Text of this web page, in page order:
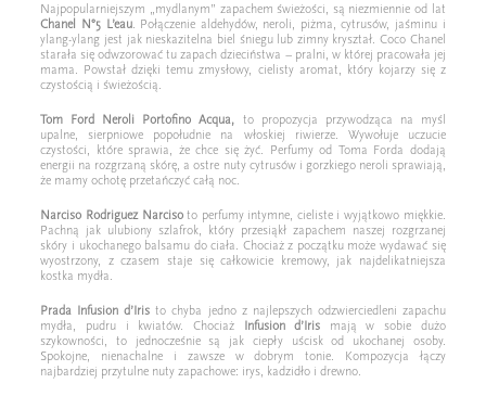
Najpopularniejszym „mydlanym” zapachem świeżości, są niezmiennie od lat
Chanel N°5 L’eau. Połączenie aldehydów, neroli, piżma, cytrusów, jaśminu i
ylang-ylang jest jak nieskazitelna biel śniegu lub zimny kryształ. Coco Chanel
starała się odwzorować tu zapach dzieciństwa – pralni, w której pracowała jej
mama. Powstał dzięki temu zmysłowy, cielisty aromat, który kojarzy się z
czystością i świeżością.
Tom Ford Neroli Portofino Acqua, to propozycja przywodząca na myśl
upalne, sierpniowe popołudnie na włoskiej riwierze. Wywołuje uczucie
czystości, które sprawia, że chce się żyć. Perfumy od Toma Forda dodają
energii na rozgrzaną skórę, a ostre nuty cytrusów i gorzkiego neroli sprawiają,
że mamy ochotę przetańczyć całą noc.
Narciso Rodriguez Narcisoto perfumy intymne, cieliste i wyjątkowo miękkie.
Pachną jak ulubiony szlafrok, który przesiąkł zapachem naszej rozgrzanej
skóry i ukochanego balsamu do ciała. Chociaż z początku może wydawać się
wyostrzony, z czasem staje się całkowicie kremowy, jak najdelikatniejsza
kostka mydła.
Prada Infusion d’Iristo chyba jedno z najlepszych odzwierciedleni zapachu
mydła, pudru i kwiatów. Chociaż
Infusion d’Iris mają w sobie dużo
szykowności, to jednocześnie są jak ciepły uścisk od ukochanej osoby.
Spokojne, nienachalne i zawsze w dobrym tonie. Kompozycja łączy
najbardziej przytulne nuty zapachowe: irys, kadzidło i drewno.